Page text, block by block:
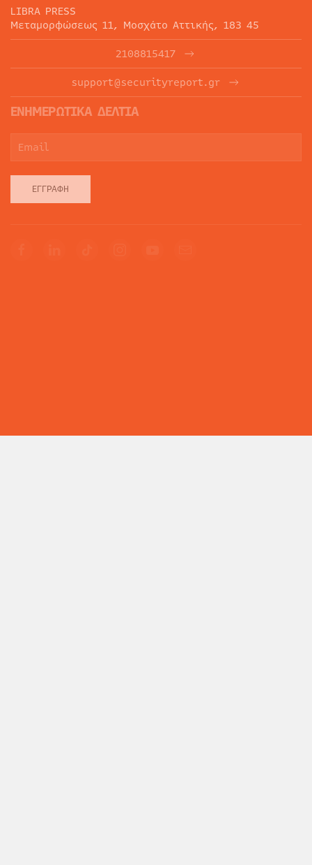
LIBRA PRESS
Μεταμορφώσεως 11, Μοσχάτο Αττικής, 183 45
2108815417
support@securityreport.gr
ΕΝΗΜΕΡΩΤΙΚΑ ΔΕΛΤΙΑ
ΕΓΓΡΑΦΉ